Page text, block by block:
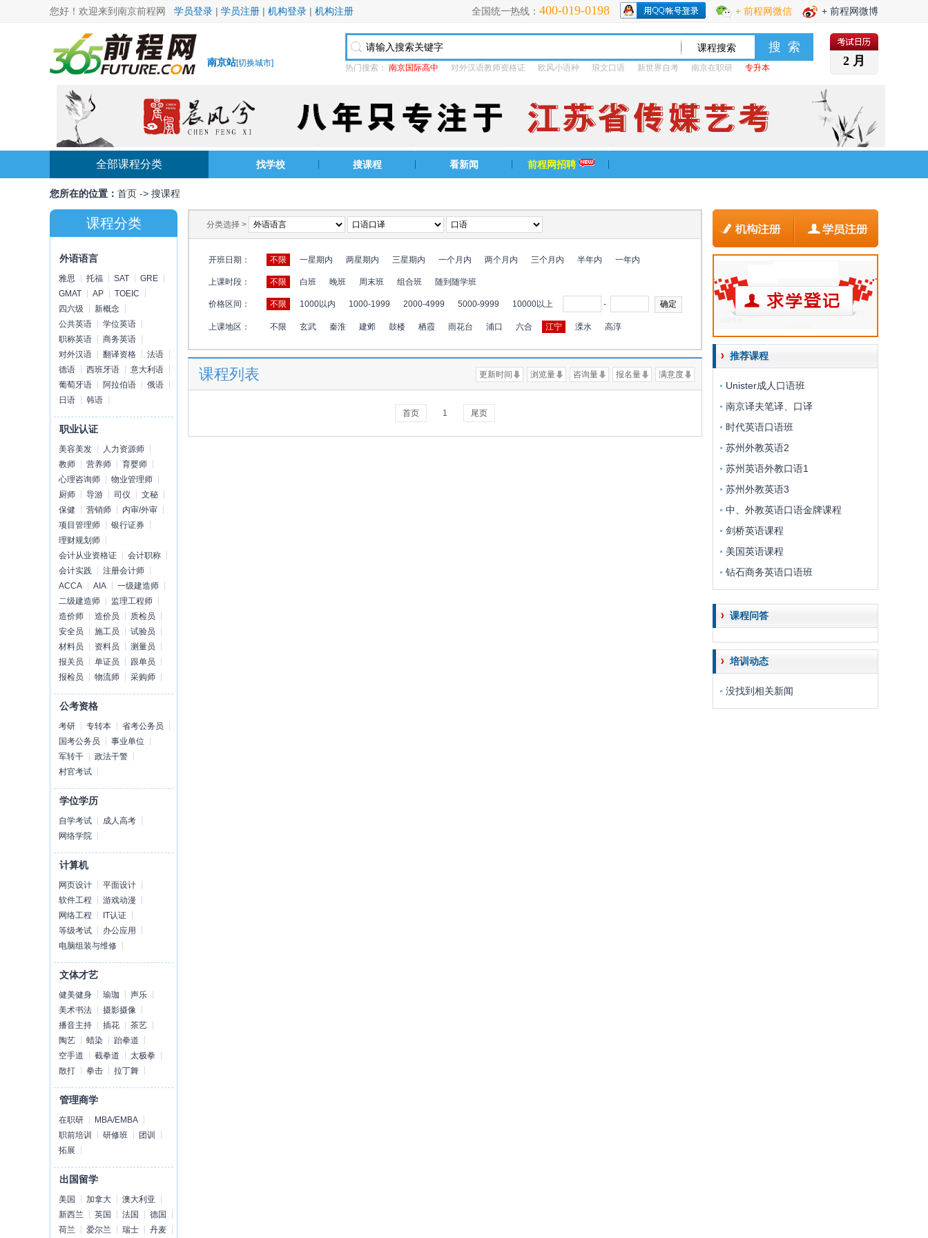
您好！欢迎来到南京前程网 学员登录 | 学员注册 | 机构登录 | 机构注册 + 前程网微博
+ 前程网微信
全国统一热线： 400-019-0198
南京站[切换城市] 热门搜索： 南京国际高中 对外汉语教师资格证 欧风小语种 琅文口语 新世界自考 南京在职研 专升本 2 月
全部课程分类 找学校 搜课程 看新闻 前程网招聘
您所在的位置： 首页 -> 搜课程
课程分类
外语语言
雅思 托福 SAT
GRE
GMAT
AP
TOEIC
四六级
新概念
公共英语
学位英语
职称英语
商务英语
对外汉语
翻译资格
法语
德语
西班牙语
意大利语
葡萄牙语
阿拉伯语
俄语
日语
韩语
职业认证
美容美发
人力资源师
教师
营养师
育婴师
心理咨询师
物业管理师
厨师
导游 司仪
文秘
保健
营销师
内审/外审
项目管理师
银行证券
理财规划师
会计从业资格证
会计职称
会计实践
注册会计师
ACCA
AIA
一级建造师
二级建造师
监理工程师
造价师
造价员
质检员
安全员
施工员
试验员
材料员
资料员
测量员
报关员
单证员
跟单员
报检员
物流师 采购师
公考资格
考研 专转本
省考公务员
国考公务员
事业单位
军转干
政法干警
村官考试
学位学历
自学考试
成人高考
网络学院
计算机
网页设计
平面设计
软件工程
游戏动漫
网络工程
IT认证
等级考试
办公应用
电脑组装与维修
文体才艺
健美健身 瑜珈
声乐
美术书法
摄影摄像
播音主持
插花
茶艺
陶艺
蜡染
跆拳道
空手道
截拳道
太极拳
散打
拳击 拉丁舞
管理商学
在职研
MBA/EMBA
职前培训
研修班
团训
拓展
出国留学
美国 加拿大
澳大利亚
新西兰
英国 法国
德国
荷兰
爱尔兰 瑞士 丹麦
分类选择 >
开班日期： 不限 一星期内 两星期内 三星期内 一个月内 两个月内 三个月内 半年内 一年内
上课时段： 不限 白班 晚班 周末班 组合班 随到随学班
价格区间： 不限 1000以内 1000-1999 2000-4999 5000-9999 10000以上 -
上课地区： 不限 玄武 秦淮 建邺 鼓楼 栖霞 雨花台 浦口 六合 江宁 溧水 高淳
课程列表 满意度
报名量
咨询量
浏览量
更新时间
首页 1 尾页
推荐课程
Unister成人口语班
南京译夫笔译、口译
时代英语口语班
苏州外教英语2
苏州英语外教口语1
苏州外教英语3
中、外教英语口语金牌课程
剑桥英语课程
美国英语课程
钻石商务英语口语班
课程问答
培训动态
没找到相关新闻
请您留言